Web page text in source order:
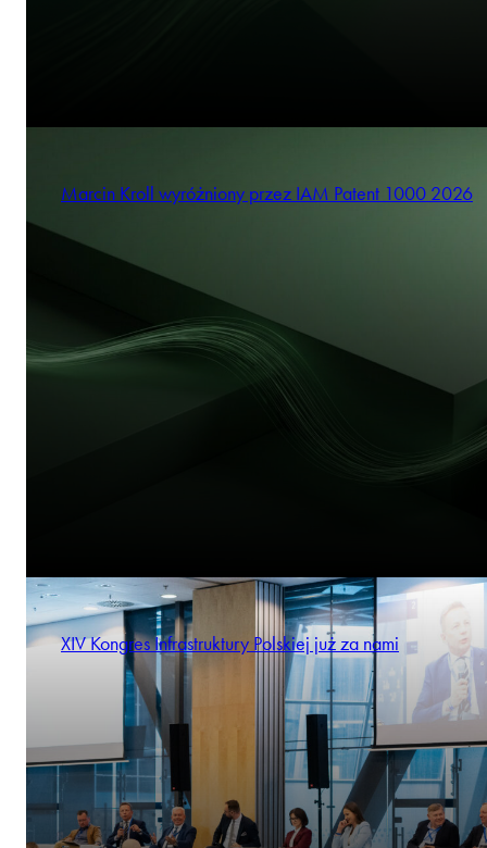
Marcin Kroll wyróżniony przez IAM Patent 1000 2026
XIV Kongres Infrastruktury Polskiej już za nami